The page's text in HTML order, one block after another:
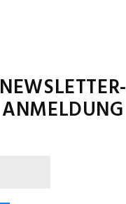
NEWSLETTER-
ANMELDUNG